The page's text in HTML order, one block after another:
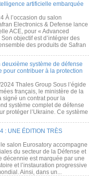
artificielle embarquée
À l’occasion du salon
Electronics & Defense lance
ACE, pour « Advanced
objectif est d’intégrer des
des produits de Safran
système de défense
pour contribuer à la protection
Thales Group Sous l’égide
français, le ministère de la
signé un contrat pour la
système complet de défense
protéger l’Ukraine. Ce système
: UNE ÉDITION TRÈS
salon Eurosatory accompagne
du secteur de la Défense et
décennie est marquée par une
et l’instauration progressive
Ainsi, dans un...